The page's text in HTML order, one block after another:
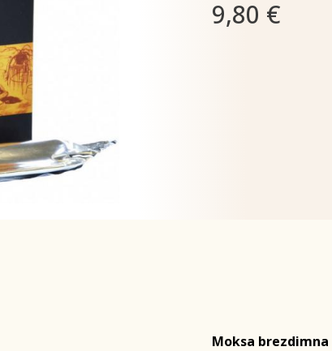
9,80 €
Moksa brezdimna